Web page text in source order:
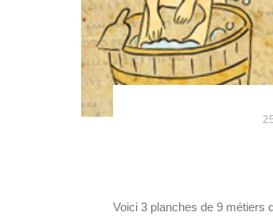
Voici 3 planches de 9 métiers